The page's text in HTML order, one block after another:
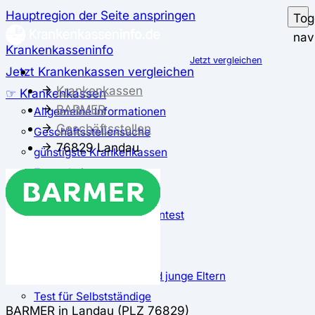
Hauptregion der Seite anspringen
Krankenkasseninfo
Jetzt Krankenkassen vergleichen
☞ Krankenkassen
Allgemeine Informationen
Geschäftsstellensuche
günstigste Krankenkassen
Zusatzbeitrag
✅ Krankenkassen Test
Der große Krankenkassentest
Test für Schwangere und junge Eltern
Test für Selbstständige
Jetzt vergleichen
Krankenkassen
BARMER
Geschäftsstellen
76829 Landau
BARMER in Landau (PLZ 76829)